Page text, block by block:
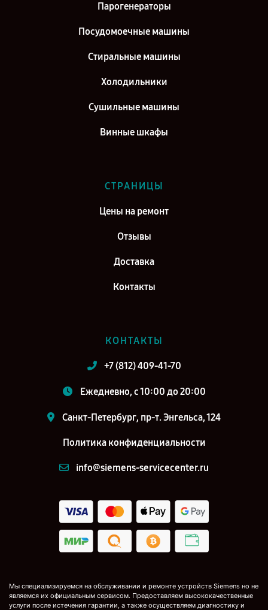
Парогенераторы
Посудомоечные машины
Стиральные машины
Холодильники
Сушильные машины
Винные шкафы
СТРАНИЦЫ
Цены на ремонт
Отзывы
Доставка
Контакты
КОНТАКТЫ
+7 (812) 409-41-70
Ежедневно, с 10:00 до 20:00
Санкт-Петербург, пр-т. Энгельса, 124
Политика конфиденциальности
info@siemens-servicecenter.ru
Мы специализируемся на обслуживании и ремонте устройств Siemens но не
являемся их официальным сервисом. Предоставляем высококачественные
услуги после истечения гарантии, а также осуществляем диагностику и